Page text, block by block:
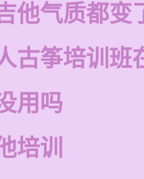
他气质都变
古筝培训班
用吗
培训